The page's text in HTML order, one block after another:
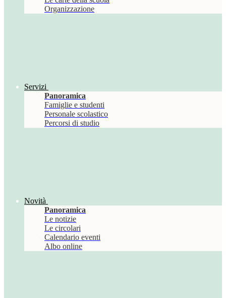
Organizzazione
Servizi
Panoramica
Famiglie e studenti
Personale scolastico
Percorsi di studio
Novità
Panoramica
Le notizie
Le circolari
Calendario eventi
Albo online